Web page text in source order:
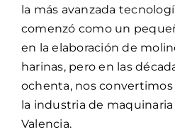
la más avanzada
comenzó como un
en la elaboración de
harinas, pero en las
ochenta, nos
la industria de
Valencia.